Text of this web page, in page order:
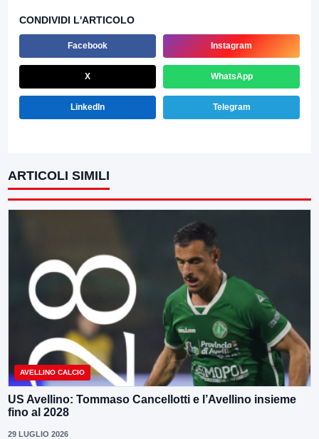
CONDIVIDI L'ARTICOLO
Facebook Instagram
X WhatsApp
LinkedIn Telegram
ARTICOLI SIMILI
AVELLINO CALCIO
US Avellino: Tommaso Cancellotti e l’Avellino insieme
fino al 2028
29 LUGLIO 2026